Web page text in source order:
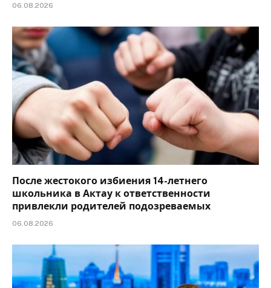
06.08.2026
После жестокого избиения 14-летнего
школьника в Актау к ответственности
привлекли родителей подозреваемых
06.08.2026